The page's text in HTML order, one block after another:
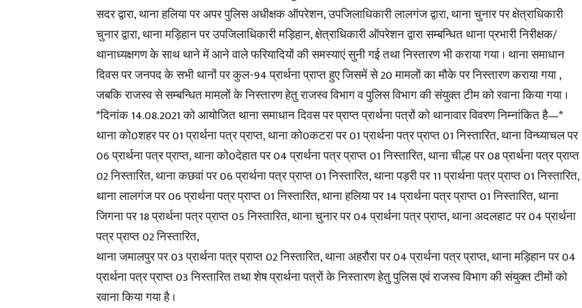
in
Hindi,
सदर द्वारा, थाना हलिया पर अपर पुलिस अधीक्षक ऑपरेशन, उपजिलाधिकारी लालगंज द्वारा, थाना चुनार पर क्षेत्राधिकारी
चुनार द्वारा, थाना मड़िहान पर उपजिलाधिकारी मड़िहान, क्षेत्राधिकारी ऑपरेशन द्वारा सम्बन्धित थाना प्रभारी निरीक्षक/
थानाध्यक्षगण के साथ थाने में आने वाले फरियादियों की समस्याएं सुनी गई तथा निस्तारण भी कराया गया । थाना समाधान
दिवस पर जनपद के सभी थानों पर कुल-94 प्रार्थना प्राप्त हुए जिसमें से 20 मामलों का मौके पर निस्तारण कराया गया ,
जबकि राजस्व से सम्बन्धित मामलों के निस्तारण हेतु राजस्व विभाग व पुलिस विभाग की संयुक्त टीम को रवाना किया गया ।
*दिनांक 14.08.2021 को आयोजित थाना समाधान दिवस पर प्राप्त प्रार्थना पत्रों को थानावार विवरण निम्नांकित है—*
थाना को0शहर पर 01 प्रार्थना पत्र प्राप्त, थाना को0कटरा पर 01 प्रार्थना पत्र प्राप्त 01 निस्तारित, थाना विन्ध्याचल पर
06 प्रार्थना पत्र प्राप्त, थाना को0देहात पर 04 प्रार्थना पत्र प्राप्त 01 निस्तारित, थाना चील्ह पर 08 प्रार्थना पत्र प्राप्त
02 निस्तारित, थाना कछवां पर 06 प्रार्थना पत्र प्राप्त 01 निस्तारित, थाना पड़री पर 11 प्रार्थना पत्र प्राप्त 01 निस्तारित,
थाना लालगंज पर 06 प्रार्थना पत्र प्राप्त 01 निस्तारित, थाना हलिया पर 14 प्रार्थना पत्र प्राप्त 01 निस्तारित, थाना
जिगना पर 18 प्रार्थना पत्र प्राप्त 05 निस्तारित, थाना चुनार पर 04 प्रार्थना पत्र प्राप्त, थाना अदलहाट पर 04 प्रार्थना
पत्र प्राप्त 02 निस्तारित,
थाना जमालपुर पर 03 प्रार्थना पत्र प्राप्त 02 निस्तारित, थाना अहरौरा पर 04 प्रार्थना पत्र प्राप्त, थाना मड़िहान पर 04
प्रार्थना पत्र प्राप्त 03 निस्तारित तथा शेष प्रार्थना पत्रों के निस्तारण हेतु पुलिस एवं राजस्व विभाग की संयुक्त टीमों को
रवाना किया गया है ।